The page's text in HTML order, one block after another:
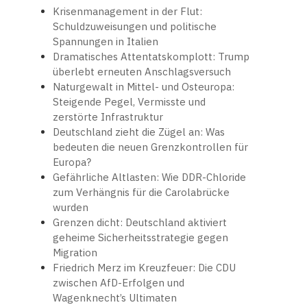
Krisenmanagement in der Flut:
Schuldzuweisungen und politische
Spannungen in Italien
Dramatisches Attentatskomplott: Trump
überlebt erneuten Anschlagsversuch
Naturgewalt in Mittel- und Osteuropa:
Steigende Pegel, Vermisste und
zerstörte Infrastruktur
Deutschland zieht die Zügel an: Was
bedeuten die neuen Grenzkontrollen für
Europa?
Gefährliche Altlasten: Wie DDR-Chloride
zum Verhängnis für die Carolabrücke
wurden
Grenzen dicht: Deutschland aktiviert
geheime Sicherheitsstrategie gegen
Migration
Friedrich Merz im Kreuzfeuer: Die CDU
zwischen AfD-Erfolgen und
Wagenknecht’s Ultimaten